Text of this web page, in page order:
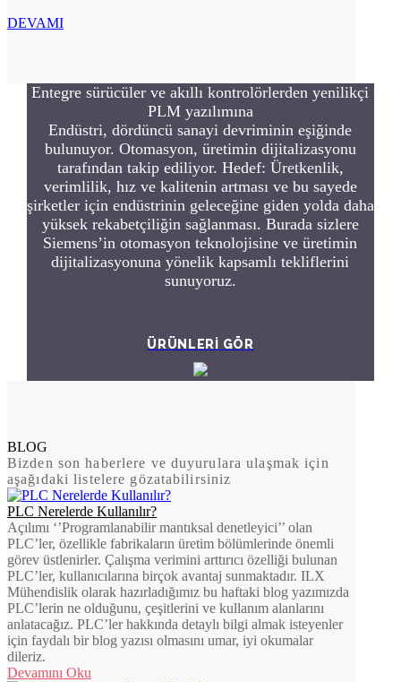
DEVAMI
Entegre sürücüler ve akıllı kontrolörlerden yenilikçi
PLM yazılımına
Endüstri, dördüncü sanayi devriminin eşiğinde
bulunuyor. Otomasyon, üretimin dijitalizasyonu
tarafından takip ediliyor. Hedef: Üretkenlik,
verimlilik, hız ve kalitenin artması ve bu sayede
şirketler için endüstrinin geleceğine giden yolda daha
yüksek rekabetçiliğin sağlanması. Burada sizlere
Siemens’in otomasyon teknolojisine ve üretimin
dijitalizasyonuna yönelik kapsamlı tekliflerini
sunuyoruz.
ÜRÜNLERİ GÖR
BLOG
Bizden son haberlere ve duyurulara ulaşmak için
aşağıdaki listelere gözatabilirsiniz
PLC Nerelerde Kullanılır?
Açılımı ‘’Programlanabilir mantıksal denetleyici’’ olan
PLC’ler, özellikle fabrikaların üretim bölümlerinde önemli
görev üstlenirler. Çalışma verimini arttırıcı özelliği bulunan
PLC’ler, kullanıcılarına birçok avantaj sunmaktadır. ILX
Mühendislik olarak hazırladığımız bu haftaki blog yazımızda
PLC’lerin ne olduğunu, çeşitlerini ve kullanım alanlarını
anlatacağız. PLC’ler hakkında detaylı bilgi almak isteyenler
için faydalı bir blog yazısı olmasını umar, iyi okumalar
dileriz.
Devamını Oku